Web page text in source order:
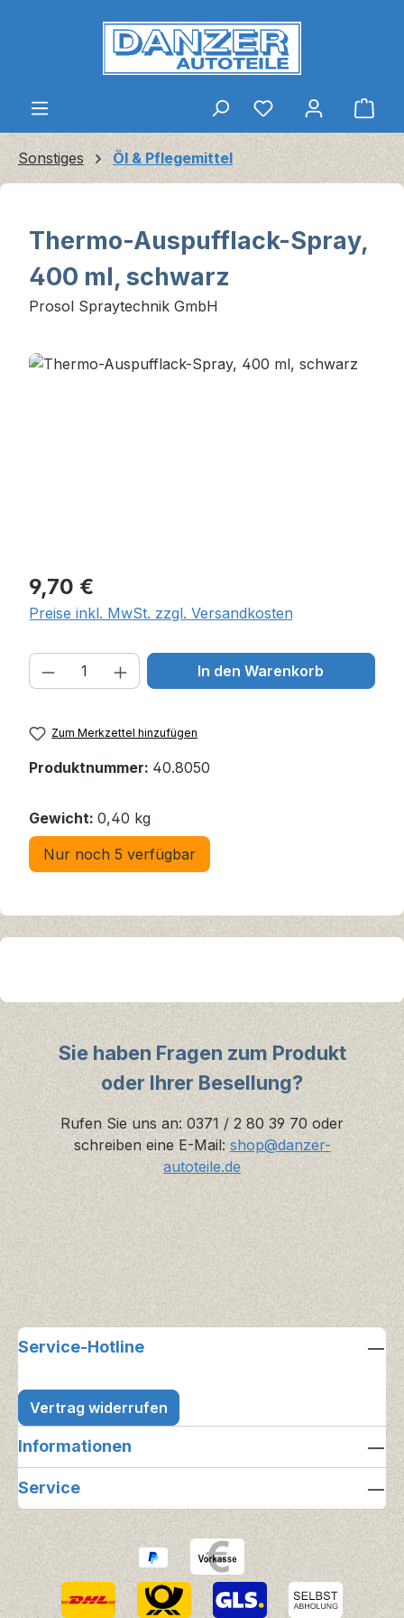
Zum Hauptinhalt springen
Sonstiges Öl & Pflegemittel
Thermo-Auspufflack-Spray,
400 ml, schwarz
Prosol Spraytechnik GmbH
Bildergalerie überspringen
Regulärer Preis:
9,70 €
Preise inkl. MwSt. zzgl. Versandkosten
Produkt Anzahl: Gib den
In den Warenkorb
Zum Merkzettel hinzufügen
Produktnummer: 40.8050
Gewicht: 0,40 kg
Nur noch 5 verfügbar
Sie haben Fragen zum Produkt
oder Ihrer Besellung?
Rufen Sie uns an: 0371 / 2 80 39 70 oder
schreiben eine E-Mail: shop@danzer-
autoteile.de
Service-Hotline
Vertrag widerrufen
Informationen
Service